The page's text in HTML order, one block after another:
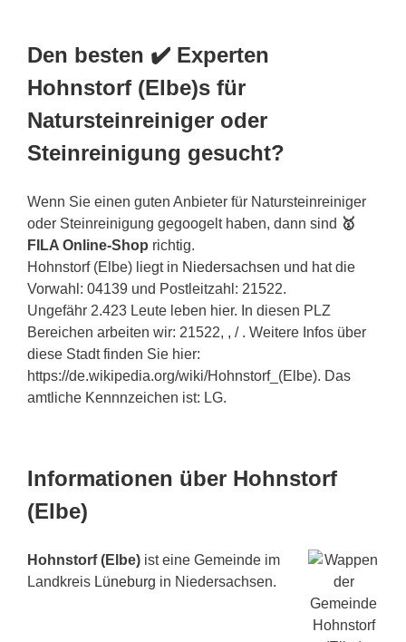
Den besten ✔️ Experten
Hohnstorf (Elbe)s für
Natursteinreiniger oder
Steinreinigung gesucht?
Wenn Sie einen guten Anbieter für Natursteinreiniger
oder Steinreinigung gegoogelt haben, dann sind 🥇
FILA Online-Shop richtig.
Hohnstorf (Elbe) liegt in Niedersachsen und hat die
Vorwahl: 04139 und Postleitzahl: 21522.
Ungefähr 2.423 Leute leben hier. In diesen PLZ
Bereichen arbeiten wir: 21522, , / . Weitere Infos über
diese Stadt finden Sie hier:
https://de.wikipedia.org/wiki/Hohnstorf_(Elbe). Das
amtliche Kennnzeichen ist: LG.
Informationen über Hohnstorf
(Elbe)
Hohnstorf (Elbe) ist eine Gemeinde im
Landkreis Lüneburg in Niedersachsen.